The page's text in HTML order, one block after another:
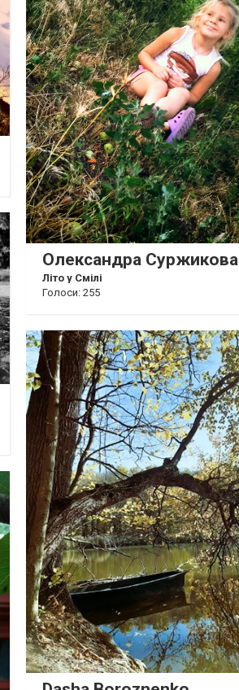
Олександра Суржикова
Літо у Смілі
Голоси: 255